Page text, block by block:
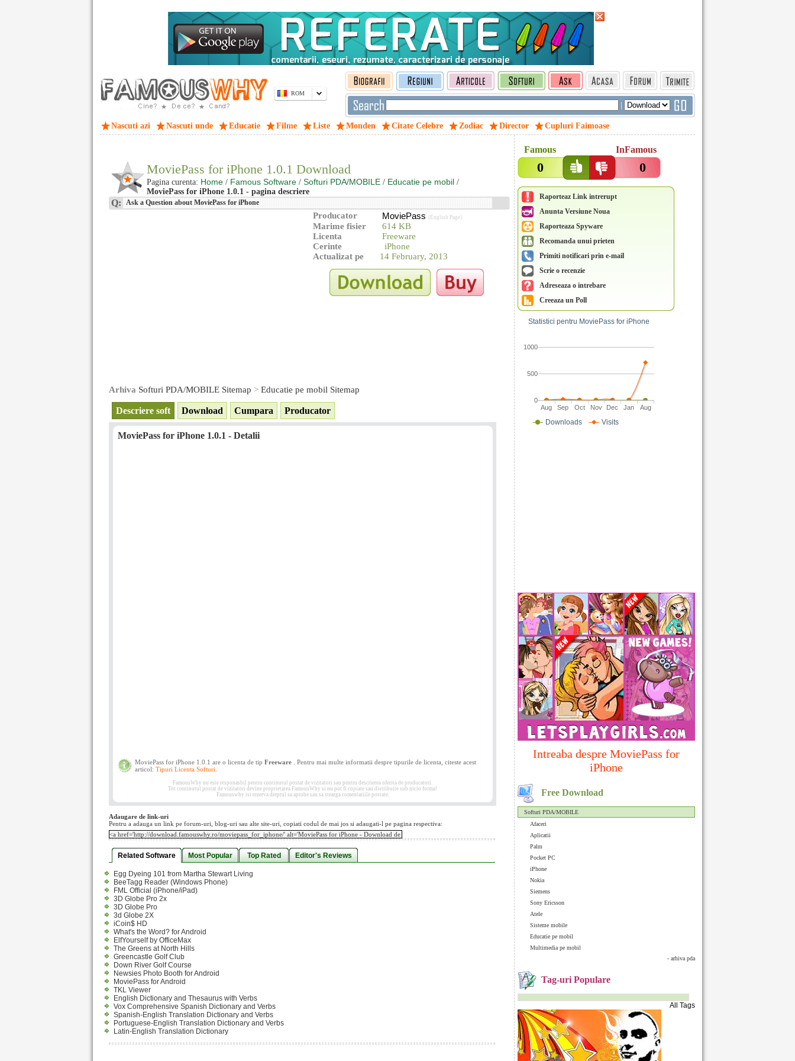
ROM
|
Nascuti azi Nascuti unde Educatie Filme Liste Monden Citate Celebre Zodiac Director Cupluri Faimoase
Famous InFamous
0 0
Raporteaz Link intrerupt
Anunta Versiune Noua
Raporteaza Spyware
Recomanda unui prieten
Primiti notificari prin e-mail
Scrie o recenzie
Adreseaza o intrebare
Creeaza un Poll
Aug Sep Oct Nov Dec Jan Aug
0
500
1000
Statistici pentru MoviePass for iPhone
Downloads Visits
Intreaba despre MoviePass for
iPhone
Free Download
Softuri PDA/MOBILE
Afaceri
Aplicatii
Palm
Pocket PC
iPhone
Nokia
Siemens
Sony Ericsson
Atele
Sisteme mobile
Educatie pe mobil
Multimedia pe mobil
- arhiva pda
Tag-uri Populare
All Tags
MoviePass for iPhone 1.0.1 Download
Pagina curenta: Home / Famous Software / Softuri PDA/MOBILE / Educatie pe mobil /
MoviePass for iPhone 1.0.1 - pagina descriere
Q: Ask a Question about MoviePass for iPhone
Producator MoviePass (English Page)
Marime fisier
614 KB
Licenta
Freeware
Cerinte
iPhone
Actualizat pe
14 February, 2013
Arhiva Softuri PDA/MOBILE Sitemap > Educatie pe mobil Sitemap
Descriere soft Download Cumpara Producator
MoviePass for iPhone 1.0.1 - Detalii
MoviePass for iPhone 1.0.1 are o licenta de tip Freeware
. Pentru mai multe informatii despre tipurile de licenta, citeste acest
articol: Tipuri Licenta Softuri
FamousWhy nu este responasbil pentru continutul postat de vizitatori sau pentru descrierea oferita de producatori.
Tot continutul postat de vizitatori devine proprietatea FamousWhy si nu pot fi copiate sau distribuite sub nicio forma!
Famouswhy isi rezerva dreptul sa aprobe sau sa stearga comentariile postate.
Adaugare de link-uri
Pentru a adauga un link pe forum-uri, blog-uri sau alte site-uri, copiati codul de mai jos si adaugati-l pe pagina respectiva:
Related Software Most Popular Top Rated Editor's Reviews
Egg Dyeing 101 from Martha Stewart Living
BeeTagg Reader (Windows Phone)
FML Official (iPhone/iPad)
3D Globe Pro 2x
3D Globe Pro
3d Globe 2X
iCoin$ HD
What's the Word? for Android
ElfYourself by OfficeMax
The Greens at North Hills
Greencastle Golf Club
Down River Golf Course
Newsies Photo Booth for Android
MoviePass for Android
TKL Viewer
English Dictionary and Thesaurus with Verbs
Vox Comprehensive Spanish Dictionary and Verbs
Spanish-English Translation Dictionary and Verbs
Portuguese-English Translation Dictionary and Verbs
Latin-English Translation Dictionary